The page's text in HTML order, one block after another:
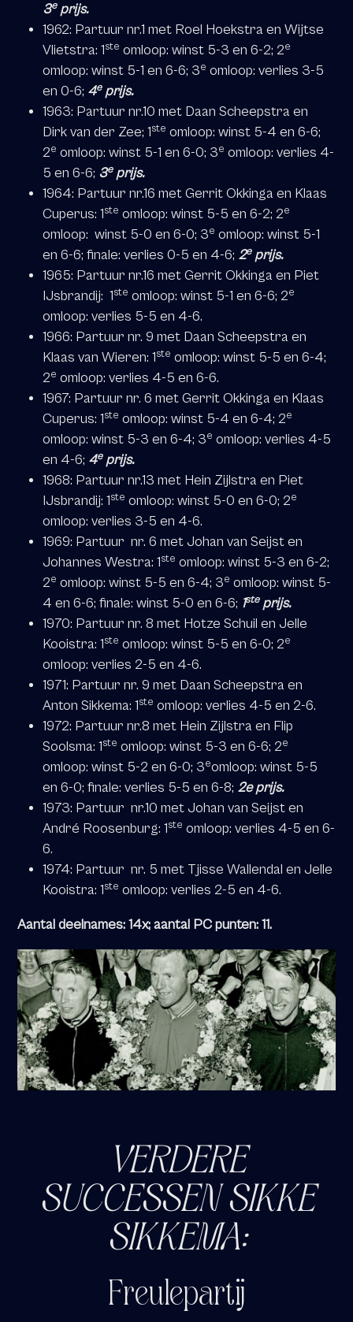
3eprijs.
1962: Partuur nr.1 met Roel Hoekstra en Wijtse
Vlietstra: 1 ste omloop: winst 5-3 en 6-2; 2e
omloop: winst 5-1 en 6-6; 3e omloop: verlies 3-5
en 0-6; 4eprijs.
1963: Partuur nr.10 met Daan Scheepstra en
Dirk van der Zee; 1 ste omloop: winst 5-4 en 6-6;
2e omloop: winst 5-1 en 6-0; 3e omloop: verlies 4-
5 en 6-6; 3eprijs.
1964: Partuur nr.16 met Gerrit Okkinga en Klaas
Cuperus: 1 ste omloop: winst 5-5 en 6-2; 2e
omloop: winst 5-0 en 6-0; 3e omloop: winst 5-1
en 6-6; finale: verlies 0-5 en 4-6; 2eprijs.
1965: Partuur nr.16 met Gerrit Okkinga en Piet
IJsbrandij: 1 ste omloop: winst 5-1 en 6-6; 2e
omloop: verlies 5-5 en 4-6.
1966: Partuur nr. 9 met Daan Scheepstra en
Klaas van Wieren: 1 ste omloop: winst 5-5 en 6-4;
2e omloop: verlies 4-5 en 6-6.
1967: Partuur nr. 6 met Gerrit Okkinga en Klaas
Cuperus: 1 ste omloop: winst 5-4 en 6-4; 2e
omloop: winst 5-3 en 6-4; 3e omloop: verlies 4-5
en 4-6; 4eprijs.
1968: Partuur nr.13 met Hein Zijlstra en Piet
IJsbrandij: 1 ste omloop: winst 5-0 en 6-0; 2e
omloop: verlies 3-5 en 4-6.
1969: Partuur nr. 6 met Johan van Seijst en
Johannes Westra: 1 ste omloop: winst 5-3 en 6-2;
2e omloop: winst 5-5 en 6-4; 3e omloop: winst 5-
4 en 6-6; finale: winst 5-0 en 6-6; 1steprijs.
1970: Partuur nr. 8 met Hotze Schuil en Jelle
Kooistra: 1 ste omloop: winst 5-5 en 6-0; 2e
omloop: verlies 2-5 en 4-6.
1971: Partuur nr. 9 met Daan Scheepstra en
Anton Sikkema: 1 ste omloop: verlies 4-5 en 2-6.
1972: Partuur nr.8 met Hein Zijlstra en Flip
Soolsma: 1 ste omloop: winst 5-3 en 6-6; 2e
omloop: winst 5-2 en 6-0; 3eomloop: winst 5-5
en 6-0; finale: verlies 5-5 en 6-8; 2e prijs.
1973: Partuur nr.10 met Johan van Seijst en
André Roosenburg: 1 ste omloop: verlies 4-5 en 6-
6.
1974: Partuur nr. 5 met Tjisse Wallendal en Jelle
Kooistra: 1 ste omloop: verlies 2-5 en 4-6.
Aantal deelnames: 14x; aantal PC punten: 11.
VERDERE
SUCCESSEN SIKKE
SIKKEMA:
Freulepartij